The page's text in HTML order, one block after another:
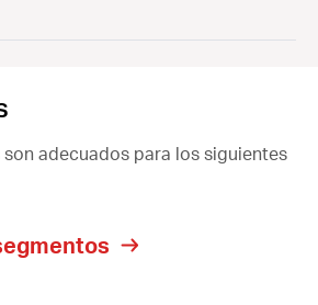
adecuados para los siguientes